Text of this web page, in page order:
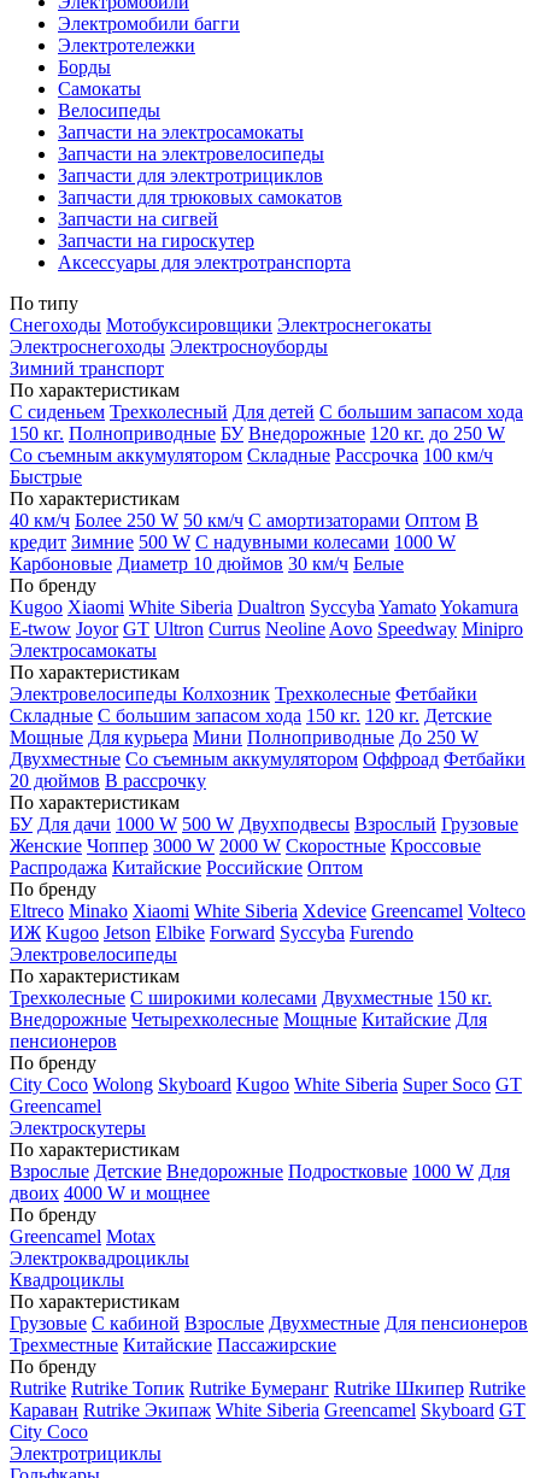
Электромобили багги
Электротележки
Борды
Самокаты
Велосипеды
Запчасти на электросамокаты
Запчасти на электровелосипеды
Запчасти для электротрициклов
Запчасти для трюковых самокатов
Запчасти на сигвей
Запчасти на гироскутер
Аксессуары для электротранспорта
По типу
Снегоходы Мотобуксировщики Электроснегокаты
Электроснегоходы Электросноуборды
Зимний транспорт
По характеристикам
С сиденьем Трехколесный Для детей С большим запасом хода
150 кг. Полноприводные БУ Внедорожные 120 кг. до 250 W
Со съемным аккумулятором Складные Рассрочка 100 км/ч
Быстрые
По характеристикам
40 км/ч Более 250 W 50 км/ч С амортизаторами Оптом В
кредит Зимние 500 W С надувными колесами 1000 W
Карбоновые Диаметр 10 дюймов 30 км/ч Белые
По бренду
Kugoo Xiaomi White Siberia Dualtron Syccyba YamatoYokamura
E-twow Joyor GT Ultron Currus Neoline Aovo Speedway Minipro
Электросамокаты
По характеристикам
Электровелосипеды Колхозник Трехколесные Фетбайки
Складные С большим запасом хода 150 кг. 120 кг. Детские
Мощные Для курьера Мини Полноприводные До 250 W
Двухместные Со съемным аккумулятором Оффроад Фетбайки
20 дюймов В рассрочку
По характеристикам
БУ Для дачи 1000 W 500 W Двухподвесы Взрослый Грузовые
Женские Чоппер 3000 W 2000 W Скоростные Кроссовые
Распродажа Китайские Российские Оптом
По бренду
Eltreco Minako Xiaomi White Siberia Xdevice Greencamel Volteco
ИЖ Kugoo Jetson Elbike Forward Syccyba Furendo
Электровелосипеды
По характеристикам
Трехколесные С широкими колесами Двухместные 150 кг.
Внедорожные Четырехколесные Мощные Китайские Для
пенсионеров
По бренду
City Coco Wolong Skyboard Kugoo White Siberia Super Soco GT
Greencamel
Электроскутеры
По характеристикам
Взрослые Детские Внедорожные Подростковые 1000 W Для
двоих 4000 W и мощнее
По бренду
Greencamel Motax
Электроквадроциклы
Квадроциклы
По характеристикам
Грузовые С кабиной Взрослые Двухместные Для пенсионеров
Трехместные Китайские Пассажирские
По бренду
Rutrike Rutrike Топик Rutrike Бумеранг Rutrike Шкипер Rutrike
Караван Rutrike Экипаж White Siberia Greencamel Skyboard GT
City Coco
Электротрициклы